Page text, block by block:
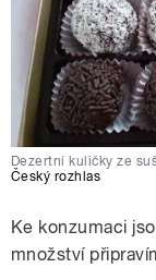
Dezertní kuličky ze
Český rozhlas
Ke konzumaci
množství